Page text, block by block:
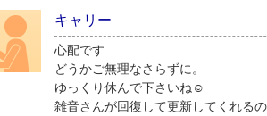
キャリー
心配です…
どうかご無理なさらずに。
ゆっくり休んで下さいね☺️
雑音さんが回復して更新してくれる